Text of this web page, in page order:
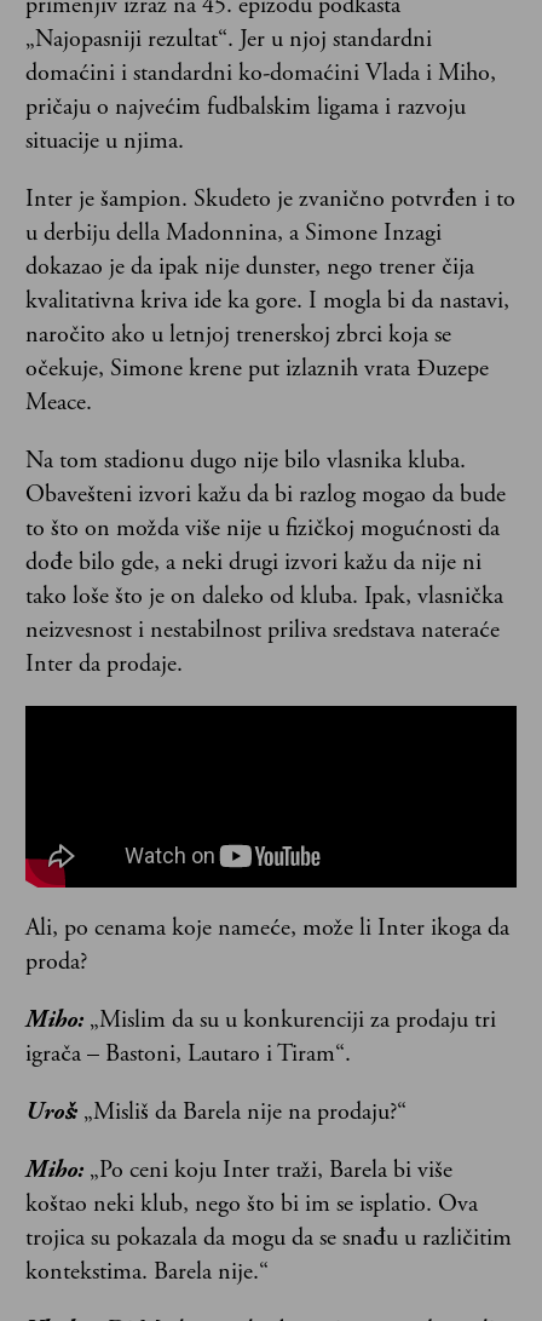
„Najopasniji rezultat“. Jer u njoj standardni
domaćini i standardni ko-domaćini Vlada i Miho,
pričaju o najvećim fudbalskim ligama i razvoju
situacije u njima.
Inter je šampion. Skudeto je zvanično potvrđen i to
u derbiju della Madonnina, a Simone Inzagi
dokazao je da ipak nije dunster, nego trener čija
kvalitativna kriva ide ka gore. I mogla bi da nastavi,
naročito ako u letnjoj trenerskoj zbrci koja se
očekuje, Simone krene put izlaznih vrata Đuzepe
Meace.
Na tom stadionu dugo nije bilo vlasnika kluba.
Obavešteni izvori kažu da bi razlog mogao da bude
to što on možda više nije u fizičkoj mogućnosti da
dođe bilo gde, a neki drugi izvori kažu da nije ni
tako loše što je on daleko od kluba. Ipak, vlasnička
neizvesnost i nestabilnost priliva sredstava nateraće
Inter da prodaje.
Ali, po cenama koje nameće, može li Inter ikoga da
proda?
Miho: „Mislim da su u konkurenciji za prodaju tri
igrača – Bastoni, Lautaro i Tiram“.
Uroš: „Misliš da Barela nije na prodaju?“
Miho: „Po ceni koju Inter traži, Barela bi više
koštao neki klub, nego što bi im se isplatio. Ova
trojica su pokazala da mogu da se snađu u različitim
kontekstima. Barela nije.“